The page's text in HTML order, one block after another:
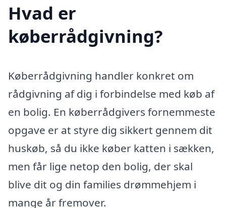
Hvad er
køberrådgivning?
Køberrådgivning handler konkret om
rådgivning af dig i forbindelse med køb af
en bolig. En køberrådgivers fornemmeste
opgave er at styre dig sikkert gennem dit
huskøb, så du ikke køber katten i sækken,
men får lige netop den bolig, der skal
blive dit og din families drømmehjem i
mange år fremover.